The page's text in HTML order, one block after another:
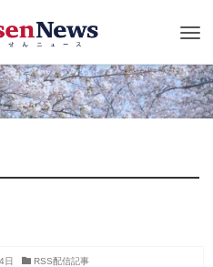
日 RSS配信記事